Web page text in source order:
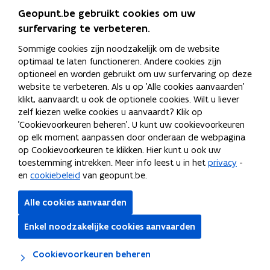
Lambert 2008
Lagen
navigeren.
Bevestig
keuze
met
"enter"
gebruik
de
"escape"
knop
om
suggestiebox
sluiten.
Geopunt.be gebruikt cookies om uw
surfervaring te verbeteren.
Sommige cookies zijn noodzakelijk om de website
optimaal te laten functioneren. Andere cookies zijn
optioneel en worden gebruikt om uw surfervaring op deze
website te verbeteren. Als u op 'Alle cookies aanvaarden'
klikt, aanvaardt u ook de optionele cookies. Wilt u liever
zelf kiezen welke cookies u aanvaardt? Klik op
'Cookievoorkeuren beheren'. U kunt uw cookievoorkeuren
op elk moment aanpassen door onderaan de webpagina
op Cookievoorkeuren te klikken. Hier kunt u ook uw
toestemming intrekken. Meer info leest u in het privacy -
en cookiebeleid van geopunt.be.
Alle cookies aanvaarden
Enkel noodzakelijke cookies aanvaarden
Cookievoorkeuren beheren